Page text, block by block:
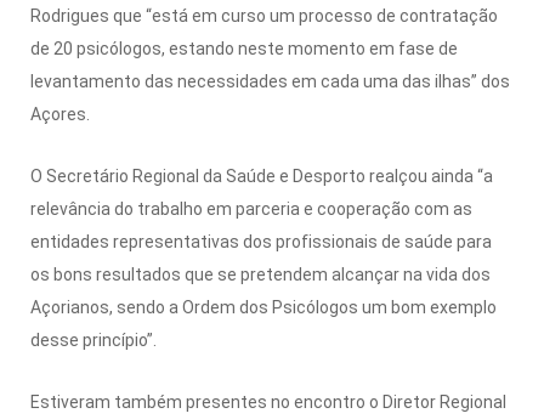
Rodrigues que “está em curso um processo de contratação
de 20 psicólogos, estando neste momento em fase de
levantamento das necessidades em cada uma das ilhas” dos
Açores.
O Secretário Regional da Saúde e Desporto realçou ainda “a
relevância do trabalho em parceria e cooperação com as
entidades representativas dos profissionais de saúde para
os bons resultados que se pretendem alcançar na vida dos
Açorianos, sendo a Ordem dos Psicólogos um bom exemplo
desse princípio”.
Estiveram também presentes no encontro o Diretor Regional